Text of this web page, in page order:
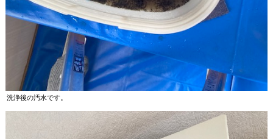
洗浄後の汚水です。